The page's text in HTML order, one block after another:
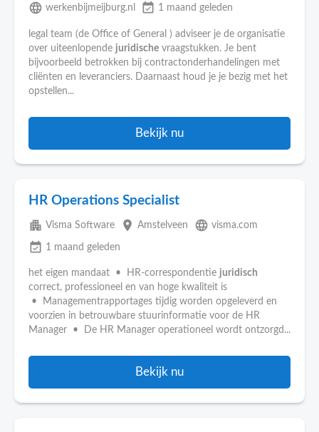
language werkenbijmeijburg.nl event_available 1 maand geleden
legal team (de Office of General ) adviseer je de organisatie
over uiteenlopende juridische vraagstukken. Je bent
bijvoorbeeld betrokken bij contractonderhandelingen met
cliënten en leveranciers. Daarnaast houd je je bezig met het
opstellen...
Bekijk nu
HR Operations Specialist
apartment Visma Software place Amstelveen language visma.com
event_available 1 maand geleden
het eigen mandaat • HR-correspondentie juridisch
correct, professioneel en van hoge kwaliteit is
• Managementrapportages tijdig worden opgeleverd en
voorzien in betrouwbare stuurinformatie voor de HR
Manager • De HR Manager operationeel wordt ontzorgd...
Bekijk nu